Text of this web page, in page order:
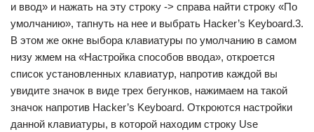
и ввод» и нажать на эту строку -> справа найти строку «По
умолчанию», тапнуть на нее и выбрать Hacker’s Keyboard.3.
В этом же окне выбора клавиатуры по умолчанию в самом
низу жмем на «Настройка способов ввода», откроется
список установленных клавиатур, напротив каждой вы
увидите значок в виде трех бегунков, нажимаем на такой
значок напротив Hacker’s Keyboard. Откроются настройки
данной клавиатуры, в которой находим строку Use